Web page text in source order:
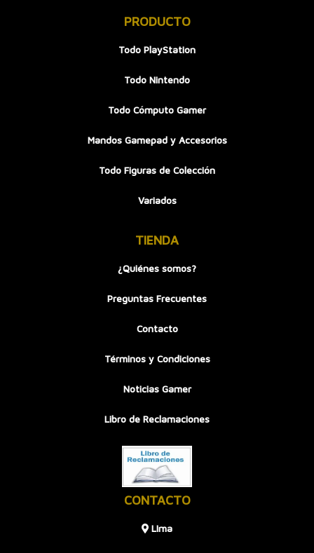
PRODUCTO
Todo PlayStation
Todo Nintendo
Todo Cómputo Gamer
Mandos Gamepad y Accesorios
Todo Figuras de Colección
Variados
TIENDA
¿Quiénes somos?
Preguntas Frecuentes
Contacto
Términos y Condiciones
Noticias Gamer
Libro de Reclamaciones
CONTACTO
LIma